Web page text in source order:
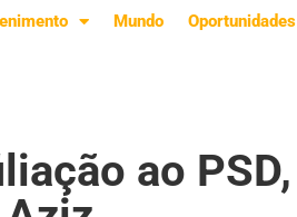
Mundo Oportunidades
ao PSD,